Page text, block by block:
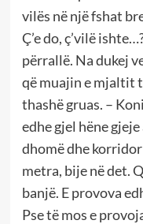
vilës në një fshat
Ç’e do, ç’vilë
përrallë. Na dukej
që muajin e mjaltit
thashë gruas. –
edhe gjel hëne
dhomë dhe
metra, bije në det.
banjë. E provova
Pse të mos e